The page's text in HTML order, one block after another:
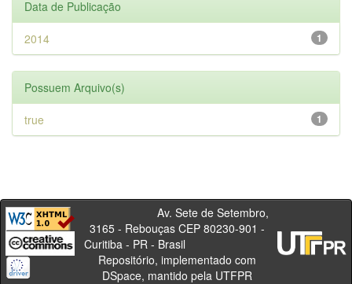
Data de Publicação
1
2014
Possuem Arquivo(s)
1
true
Av. Sete de Setembro,
3165 - Rebouças CEP 80230-901 -
Curitiba - PR - Brasil
Repositório, implementado com
DSpace, mantido pela UTFPR